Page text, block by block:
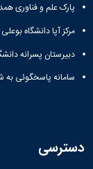
پارک علم و فناوری
مرکز آپا دانشگاه
دبیرستان پسرانه
سامانه پاسخگوئی به
دسترسی